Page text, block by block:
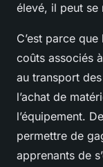
élevé, il peut se
C’est parce
coûts associés
au transport
l’achat de
l’équipement.
permettre de
apprenants de